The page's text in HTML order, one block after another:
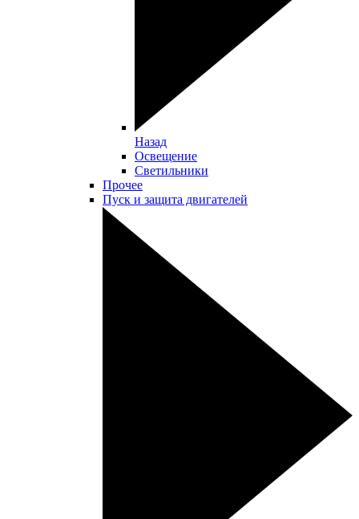
Назад
Освещение
Светильники
Прочее
Пуск и защита двигателей